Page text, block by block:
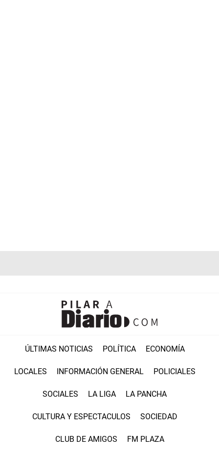
ÚLTIMAS NOTICIAS POLÍTICA ECONOMÍA
LOCALES INFORMACIÓN GENERAL POLICIALES
SOCIALES LA LIGA LA PANCHA
CULTURA Y ESPECTACULOS SOCIEDAD
CLUB DE AMIGOS FM PLAZA